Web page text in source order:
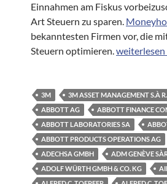
Einnahmen am Fiskus
Art Steuern zu sparen.
bekanntesten Firmen vor, die
Steuern optimieren.weiterlesen
3M 3M ASSET MANAGEMENT S.À
ABBOTT AG
ABBOTT FINANCE
ABBOTT LABORATORIES SA
ABBOTT PRODUCTS OPERATIONS AG
ADECHSA GMBH
ADM GENÈVE
ADOLF WÜRTH GMBH & CO. KG